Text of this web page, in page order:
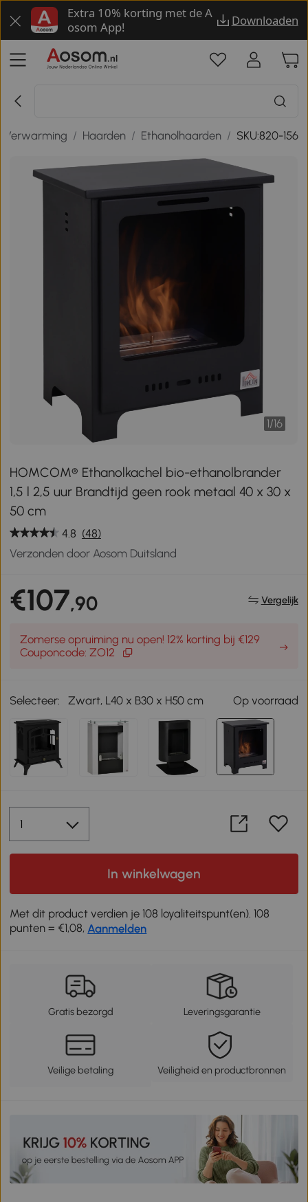
Extra 10% korting met de A
osom App!
Downloaden
Verwarming / Haarden / Ethanolhaarden / SKU:820-156
1/16
HOMCOM® Ethanolkachel bio-ethanolbrander
1,5 l 2,5 uur Brandtijd geen rook metaal 40 x 30 x
50 cm
4.8 (48)
Verzonden door Aosom Duitsland
€107,90 Vergelijk
Zomerse opruiming nu open! 12% korting bij €129
Couponcode: ZO12
Selecteer: Zwart, L40 x B30 x H50 cm Op voorraad
In winkelwagen
Met dit product verdien je 108 loyaliteitspunt(en). 108
punten = €1,08, Aanmelden
Gratis bezorgd Leveringsgarantie
Veilige betaling Veiligheid en productbronnen